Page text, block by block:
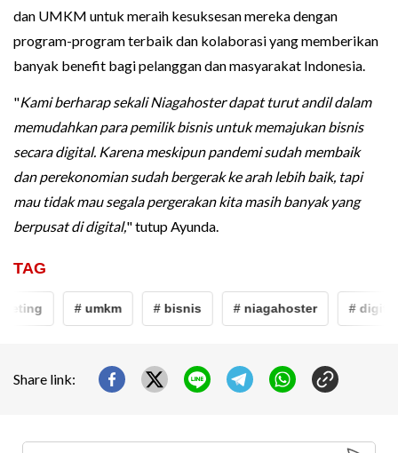
dan UMKM untuk meraih kesuksesan mereka dengan
program-program terbaik dan kolaborasi yang memberikan
banyak benefit bagi pelanggan dan masyarakat Indonesia.
"Kami berharap sekali Niagahoster dapat turut andil dalam
memudahkan para pemilik bisnis untuk memajukan bisnis
secara digital. Karena meskipun pandemi sudah membaik
dan perekonomian sudah bergerak ke arah lebih baik, tapi
mau tidak mau segala pergerakan kita masih banyak yang
berpusat di digital," tutup Ayunda.
TAG
# umkm # bisnis # niagahoster # digital
Share link: